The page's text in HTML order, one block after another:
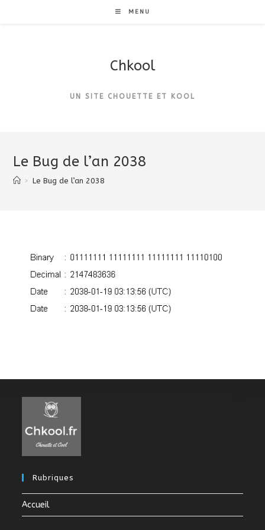
MENU
Chkool
UN SITE CHOUETTE ET KOOL
Le Bug de l’an 2038
> Le Bug de l’an 2038
Rubriques
Accueil